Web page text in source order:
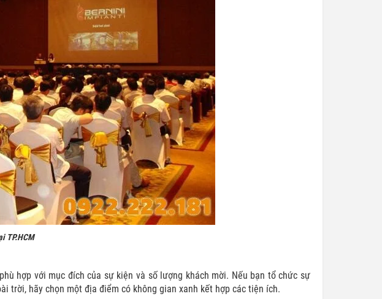
TP.HCM
hợp với mục đích của sự kiện và số lượng khách mời. Nếu bạn tổ chức sự
trời, hãy chọn một địa điểm có không gian xanh kết hợp các tiện ích.